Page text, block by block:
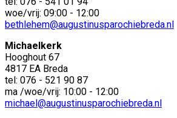
woe/vrij: 09:00 - 12:00
bethlehem@augustinusparochiebreda.nl
Michaelkerk
Hooghout 67
4817 EA Breda
tel: 076 - 521 90 87
ma /woe/vrij: 10:00 - 12:00
michael@augustinusparochiebreda.nl